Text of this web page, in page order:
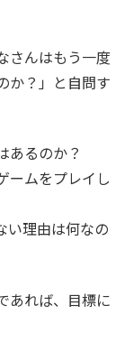
さんはもう一度
か？」と自問す
あるのか？
ームをプレイし
い理由は何なの
あれば、目標に